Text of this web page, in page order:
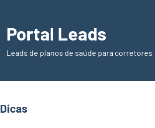
Portal Leads
Leads de planos de saúde para corretores
Dicas